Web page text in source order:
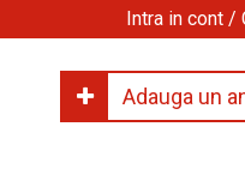
Intra in cont /
Adauga un